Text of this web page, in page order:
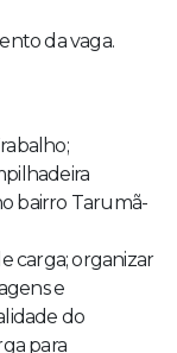
da vaga.
bairro Tarumã-
carga; organizar
e
do
para